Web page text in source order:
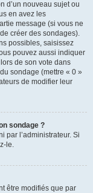
d’un nouveau sujet ou
en avez les
message (si vous ne
créer des sondages).
possibles, saisissez
pouvez aussi indiquer
de son vote dans
sondage (mettre « 0 »
de modifier leur
sondage ?
par l’administrateur. Si
le.
être modifiés que par